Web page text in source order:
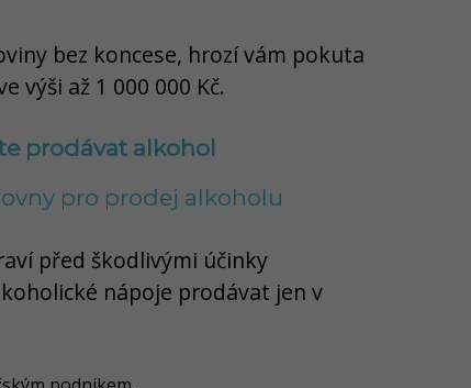
bez koncese, hrozí vám pokuta
výši až 1 000 000 Kč.
prodávat alkohol
pro prodej alkoholu
před škodlivými účinky
nápoje prodávat jen v